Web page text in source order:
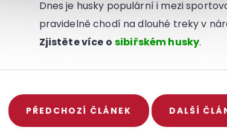
Dnes je husky populární i mezi
pravidelně chodí na dlouhé treky v
Zjistěte více o sibiřském husky.
PŘEDCHOZÍ ČLÁNEK DALŠÍ